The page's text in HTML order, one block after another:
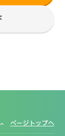
ページトップへ